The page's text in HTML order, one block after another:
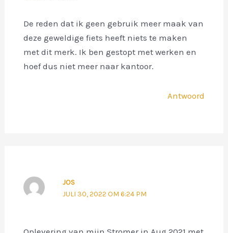
De reden dat ik geen gebruik meer maak van
deze geweldige fiets heeft niets te maken
met dit merk. Ik ben gestopt met werken en
hoef dus niet meer naar kantoor.
Antwoord
JOS
JULI 30, 2022 OM 6:24 PM